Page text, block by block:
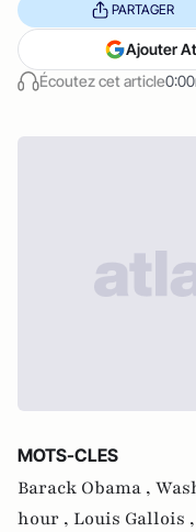
Écoutez cet article
PARTAGER
Ajouter
MOTS-CLES
Barack Obama ,
hour , Louis Gallois ,